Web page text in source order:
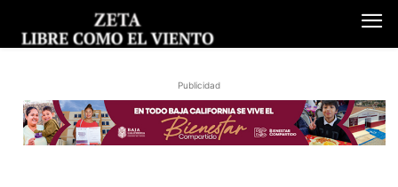
Publicidad